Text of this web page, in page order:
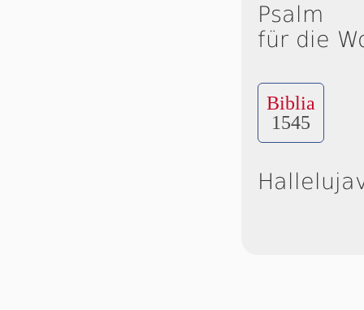
Psalm
für die
Biblia
1545